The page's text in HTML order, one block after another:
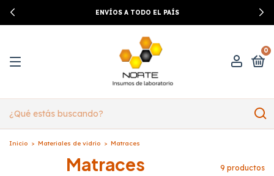
ENVÍOS A TODO EL PAÍS
0
Inicio > Materiales de vidrio > Matraces
Matraces 9 productos